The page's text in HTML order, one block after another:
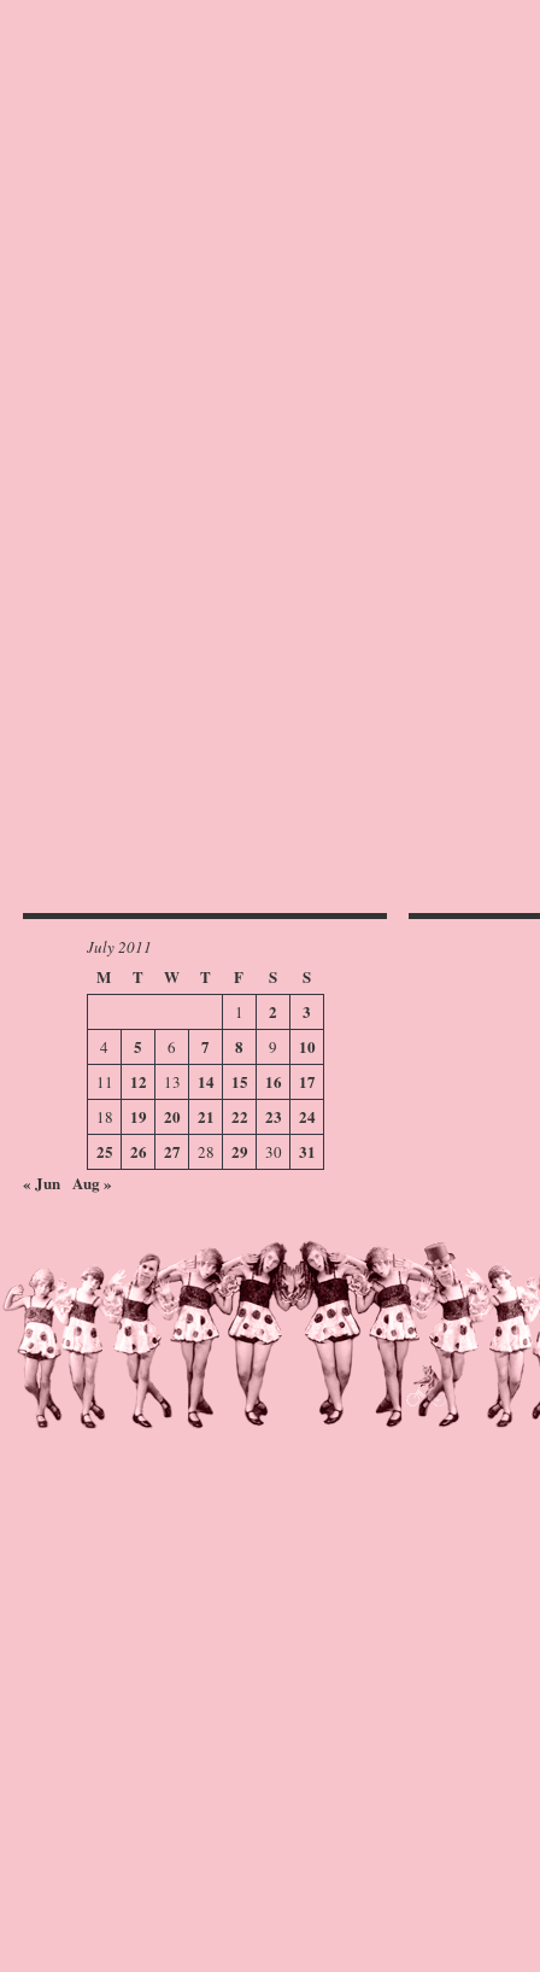
July 2011
M T W T F S S
1 2 3
4 5 6 7 8 9 10
11 12 13 14 15 16 17
18 19 20 21 22 23
24
25
26 27 28 29 30
31
« Jun Aug »